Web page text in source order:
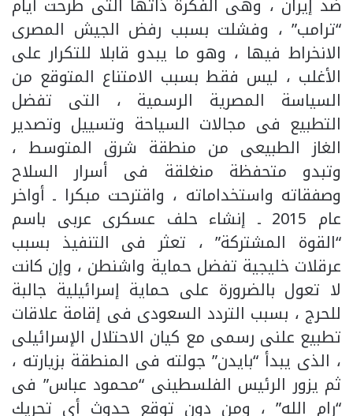
“ترامب” ، وفشلت بسبب رفض الجيش المصرى
الانخراط فيها ، وهو ما يبدو قابلا للتكرار على
الأغلب ، ليس فقط بسبب الامتناع المتوقع من
السياسة المصرية الرسمية ، التى تفضل
التطبيع فى مجالات السياحة وتسييل وتصدير
الغاز الطبيعى من منطقة شرق المتوسط ،
وتبدو متحفظة منغلقة فى أسرار السلاح
وصفقاته واستخداماته ، واقترحت مبكرا ـ أواخر
عام 2015 ـ إنشاء حلف عسكرى عربى باسم
“القوة المشتركة” ، تعثر فى التنفيذ بسبب
عرقلات خليجية تفضل حماية واشنطن ، وإن كانت
لا تعول بالضرورة على حماية إسرائيلية جالبة
للحرج ، بسبب التردد السعودى فى إقامة علاقات
تطبيع علنى رسمى مع كيان الاحتلال الإسرائيلى
، الذى يبدأ “بايدن” جولته فى المنطقة بزيارته ،
ثم يزور الرئيس الفلسطينى “محمود عباس” فى
“رام الله” ، ومن دون توقع حدوث أى تحريك